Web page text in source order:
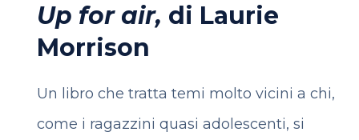
Up for air, di Laurie
Morrison
Un libro che tratta temi molto vicini a chi,
come i ragazzini quasi adolescenti, si